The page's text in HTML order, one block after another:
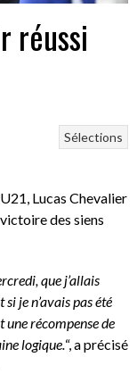
réussi
Sélections
Lucas Chevalier
des siens
que j’allais
je n’avais pas été
une récompense de
logique.“, a précisé